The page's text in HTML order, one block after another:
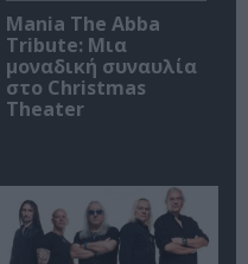
Mania The Abba
Tribute: Μια
μοναδική συναυλία
στο Christmas
Theater